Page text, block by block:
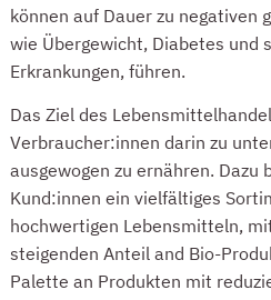
können auf Dauer zu negativen
wie Übergewicht, Diabetes und
Erkrankungen, führen.
Das Ziel des
Verbraucher:innen darin zu
ausgewogen zu ernähren. Dazu
Kund:innen ein vielfältiges
hochwertigen Lebensmitteln,
steigenden Anteil and Bio-
Palette an Produkten mit